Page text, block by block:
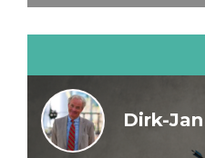
Dirk-